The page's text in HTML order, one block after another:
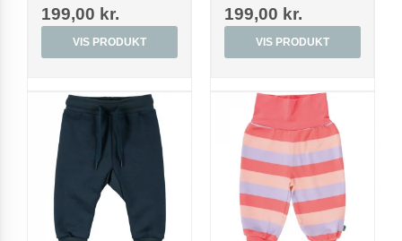
199,00 kr.
VIS PRODUKT
199,00 kr.
VIS PRODUKT